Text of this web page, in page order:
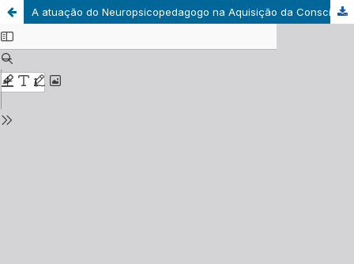
A atuação do Neuropsicopedagogo na Aquisição da Consciência Fonológica: um Estudo de Caso com o Teste Idea (2020)